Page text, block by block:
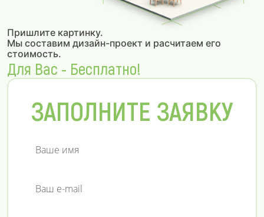
Пришлите картинку.
Мы составим дизайн-проект и расчитаем его
стоимость.
Для Вас - Бесплатно!
ЗАПОЛНИТЕ ЗАЯВКУ